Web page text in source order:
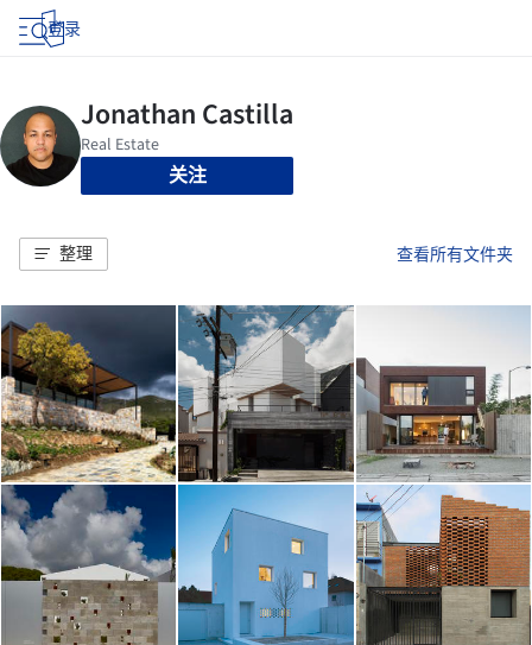
登录
关注
整理 查看所有文件夹